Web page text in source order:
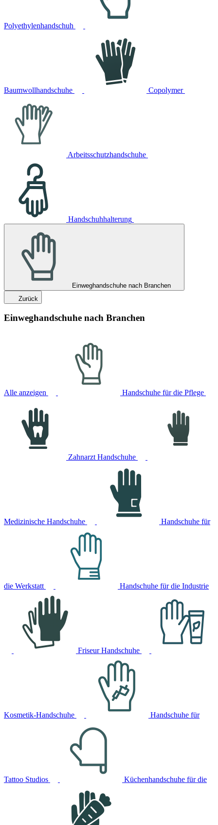
Polyethylenhandschuh
Baumwollhandschuhe Copolymer
Arbeitsschutzhandschuhe
Handschuhhalterung
Einweghandschuhe nach Branchen
Zurück
Einweghandschuhe nach Branchen
Alle anzeigen Handschuhe für die Pflege
Zahnarzt Handschuhe
Medizinische Handschuhe Handschuhe für
die Werkstatt Handschuhe für die Industrie
Friseur Handschuhe
Kosmetik-Handschuhe Handschuhe für
Tattoo Studios Küchenhandschuhe für die